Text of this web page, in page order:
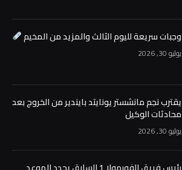
وجبات سريعة لليوم الثالث والمزيد من المخيم
يوليو 30, 2026
يقترب نجم مانشستر يونايتد بايندير من الخروج بعد
محادثات الوكيل
يوليو 30, 2026